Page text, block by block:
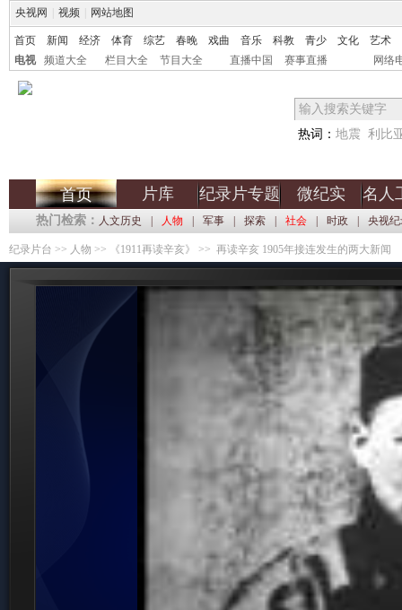
央视网 视频 网站地图
首页 新闻 经济 体育 综艺 春晚 戏曲 音乐 科教 青少 文化
艺术
电视
频道大全 栏目大全 节目大全 直播中国 赛事直播 网络
热词： 地震 利比
首页 片库 纪录片专题 微纪实 名人
热门检索： 人文历史 人物 军事 探索 社会 时政 央视
纪录片台 >> 人物 >> 《1911再读辛亥》 >> 再读辛亥 1905年接连发生的两大新闻